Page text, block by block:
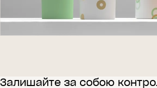
Залишайте за собою